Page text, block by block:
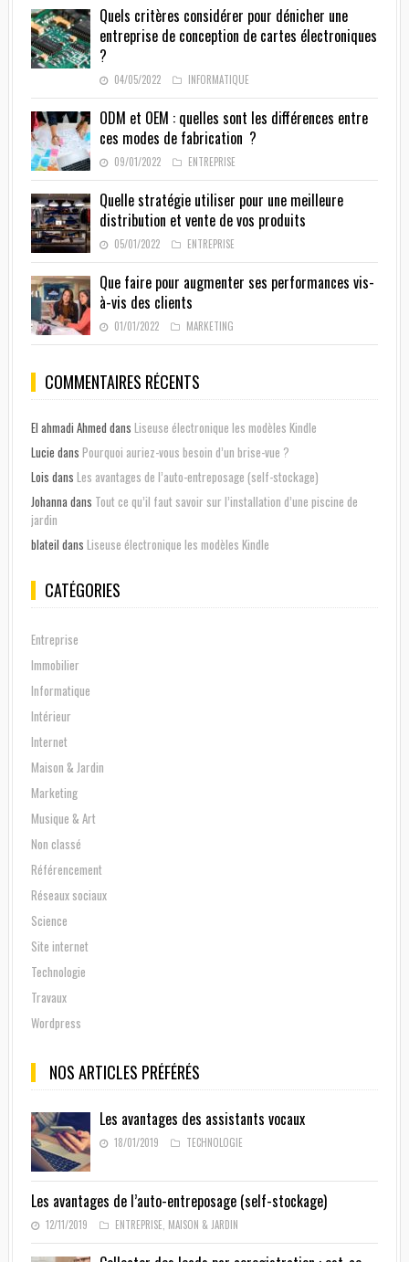
Quels critères considérer pour dénicher une
entreprise de conception de cartes électroniques
?
04/05/2022 INFORMATIQUE
ODM et OEM : quelles sont les différences entre
ces modes de fabrication ?
09/01/2022 ENTREPRISE
Quelle stratégie utiliser pour une meilleure
distribution et vente de vos produits
05/01/2022 ENTREPRISE
Que faire pour augmenter ses performances vis-
à-vis des clients
01/01/2022 MARKETING
COMMENTAIRES RÉCENTS
El ahmadi Ahmed dans Liseuse électronique les modèles Kindle
Lucie dans Pourquoi auriez-vous besoin d’un brise-vue ?
Lois dans Les avantages de l’auto-entreposage (self-stockage)
Johanna dans Tout ce qu’il faut savoir sur l’installation d’une piscine de
jardin
blateil dans Liseuse électronique les modèles Kindle
CATÉGORIES
Entreprise
Immobilier
Informatique
Intérieur
Internet
Maison & Jardin
Marketing
Musique & Art
Non classé
Référencement
Réseaux sociaux
Science
Site internet
Technologie
Travaux
Wordpress
NOS ARTICLES PRÉFÉRÉS
Les avantages des assistants vocaux
18/01/2019 TECHNOLOGIE
Les avantages de l’auto-entreposage (self-stockage)
12/11/2019 ENTREPRISE MAISON & JARDIN